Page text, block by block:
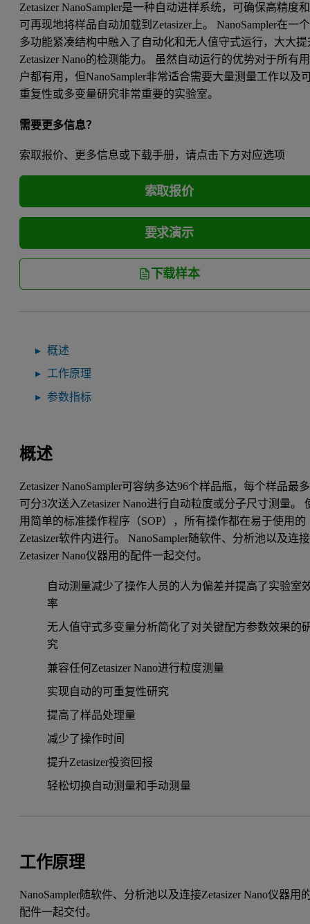
Zetasizer NanoSampler是一种自动进样系统，可确保高精度和
可再现地将样品自动加载到Zetasizer上。 NanoSampler在一个
多功能紧凑结构中融入了自动化和无人值守式运行，大大提
Zetasizer Nano的检测能力。 虽然自动运行的优势对于所有用
户都有用，但NanoSampler非常适合需要大量测量工作以及
重复性或多变量研究非常重要的实验室。
需要更多信息？
索取报价、更多信息或下载手册，请点击下方对应选项
索取报价
要求演示
下载样本
概述
工作原理
参数指标
概述
Zetasizer NanoSampler可容纳多达96个样品瓶，每个样品最多
可分3次送入Zetasizer Nano进行自动粒度或分子尺寸测量。
用简单的标准操作程序（SOP），所有操作都在易于使用的
Zetasizer软件内进行。 NanoSampler随软件、分析池以及连接
Zetasizer Nano仪器用的配件一起交付。
自动测量减少了操作人员的人为偏差并提高了实验室
率
无人值守式多变量分析简化了对关键配方参数效果的
究
兼容任何Zetasizer Nano进行粒度测量
实现自动的可重复性研究
提高了样品处理量
减少了操作时间
提升Zetasizer投资回报
轻松切换自动测量和手动测量
工作原理
NanoSampler随软件、分析池以及连接Zetasizer Nano仪器用
配件一起交付。